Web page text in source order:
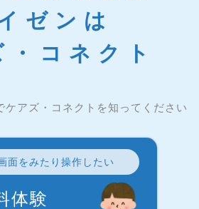
ゼンは
・コネクト
ケアズ・コネクトを知ってください
面をみたり操作したい
体験